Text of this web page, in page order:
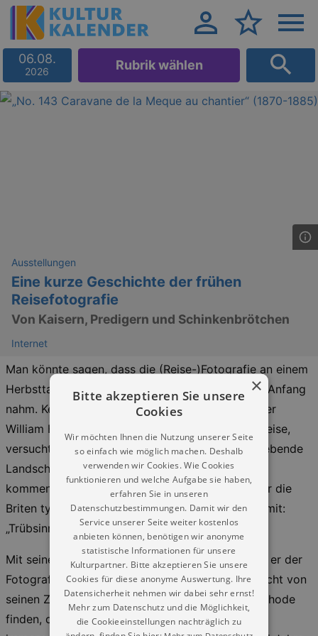
06.08.
2026 Rubrik wählen
Ausstellungen
Eine kurze Geschichte der frühen
Reisefotografie
Von Kaisern, Predigern und Schinkenbrötchen
Internet
Man könnte sagen, dass die (Reise-)Fotografie an einem
Herbsttag des Jahres 1833 am Comer See ihren Anfang
nahm. Kein geringerer als der britische Fotopionier
William Henry Fox Talbot, gerade auf Hochzeitsreise,
versuchte mit einer „Camera lucida“ die ihn umgebende
Landschaft zu zeichnen. Es misslang. Talbot
kommentierte seinen Zeichenversuch mit dem für die
Briten typischen Understatement, in diesem Fall mit:
„Trübsinn“.
Mit seinem nächsten Gedankengang aber verlieh er der
Fotografie einen gehörigen Schub: Bitter enttäuscht von
seinen Zeichenfähigkeiten wollte Talbot eine Methode
finden, die das Bild „dauerhaft abdruckt und
×
Bitte akzeptieren Sie unsere
Cookies
Wir möchten Ihnen die Nutzung unserer Seite
so einfach wie möglich machen. Deshalb
verwenden wir Cookies. Wie Cookies
funktionieren und welche Aufgabe sie haben,
erfahren Sie in unseren
Datenschutzbestimmungen. Damit wir den
Service unserer Seite weiter kostenlos
anbieten können, benötigen wir anonyme
statistische Informationen für unsere
Kulturpartner. Bitte akzeptieren Sie unsere
Cookies für diese anonyme Auswertung. Ihre
Datensicherheit nehmen wir dabei sehr ernst!
Mehr zum Datenschutz und die Möglichkeit,
die Cookieeinstellungen nachträglich zu